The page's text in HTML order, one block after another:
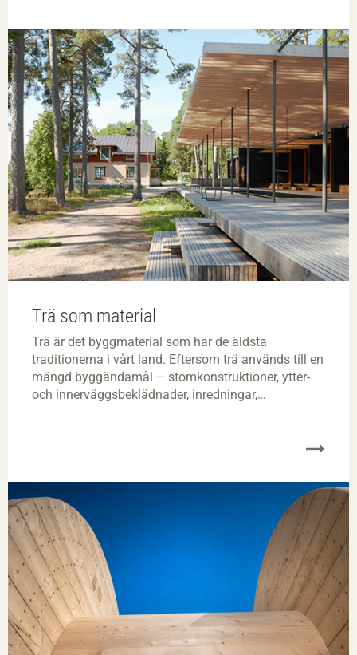
Trä som material
Trä är det byggmaterial som har de äldsta
traditionerna i vårt land. Eftersom trä används till en
mängd byggändamål – stomkonstruktioner, ytter-
och innerväggsbeklädnader, inredningar,
olika betingelser. Genom sina specifika egenskaper